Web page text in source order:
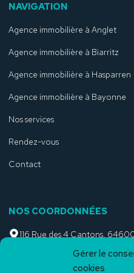
Gérer le
cookies
NAVIGATION
Agence immobilière à Anglet
Agence immobilière à Biarritz
Agence immobilière à Hasparren
Agence immobilière à Bayonne
Nos services
Rendez-vous
Contact
NOS COORDONNÉES
116 Rue des 4 Cantons,
05 59 63 33 84